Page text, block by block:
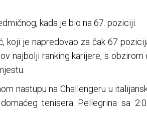
kada je bio na 67. poziciji.
koji je napredovao za čak 67
najbolji ranking karijere, s obzirom
nastupu na Challengeru u
tenisera Pellegrina sa